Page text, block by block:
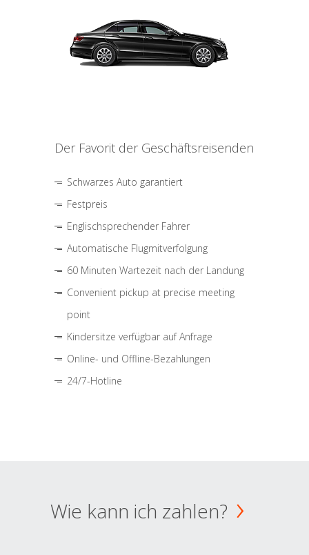
Der Favorit der Geschäftsreisenden
Schwarzes Auto garantiert
Festpreis
Englischsprechender Fahrer
Automatische Flugmitverfolgung
60 Minuten Wartezeit nach der Landung
Convenient pickup at precise meeting
point
Kindersitze verfügbar auf Anfrage
Online- und Offline-Bezahlungen
24/7-Hotline
Wie kann ich zahlen?